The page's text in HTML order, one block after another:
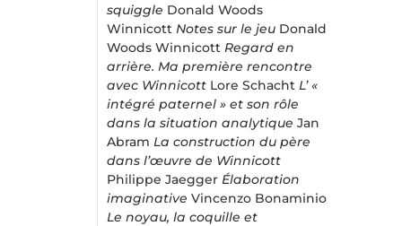
squiggle Donald Woods
Winnicott Notes sur le jeuDonald
Woods Winnicott Regard en
arrière. Ma première rencontre
avec WinnicottLore Schacht L’ «
intégré paternel » et son rôle
dans la situation analytique Jan
Abram La construction du père
dans l’œuvre de Winnicott
Philippe Jaegger Élaboration
imaginative Vincenzo Bonaminio
Le noyau, la coquille et